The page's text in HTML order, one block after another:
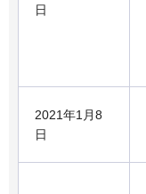
日
2021年1月8
日